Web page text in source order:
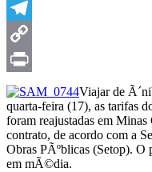
Messenger
Telegram
Copy
Link
Print
Viajar de
quarta-feira (17), as tarifas
foram reajustadas em
contrato, de acordo com a
Obras PÃºblicas (Setop). O
em mÃ©dia.